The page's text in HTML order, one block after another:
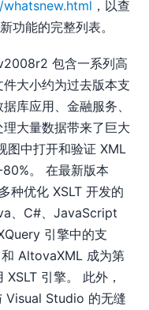
，以查
功能的完整列表。
包含一系列高
大小约为过去版本支
库应用、金融服务、
大量数据带来了巨大
图中打开和验证 XML
。 在最新版本
种优化 XSLT 开发的
、C#、JavaScript
引擎中的支
AltovaXML 成为第
引擎。 此外，
Visual Studio 的无缝